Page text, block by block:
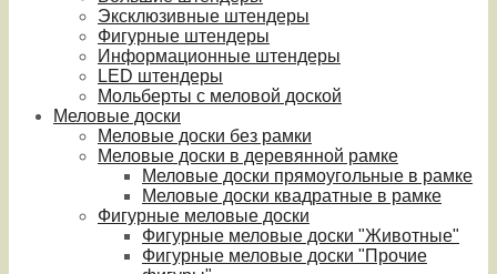
Эксклюзивные штендеры
Фигурные штендеры
Информационные штендеры
LED штендеры
Мольберты с меловой доской
Меловые доски
Меловые доски без рамки
Меловые доски в деревянной рамке
Меловые доски прямоугольные в рамке
Меловые доски квадратные в рамке
Фигурные меловые доски
Фигурные меловые доски "Животные"
Фигурные меловые доски "Прочие